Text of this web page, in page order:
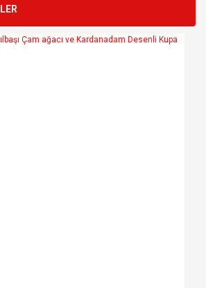
ürüne ilk yorumu siz yapın!
iletebilirsiniz.
için teşekkür ederiz.